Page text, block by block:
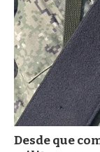
Desde que